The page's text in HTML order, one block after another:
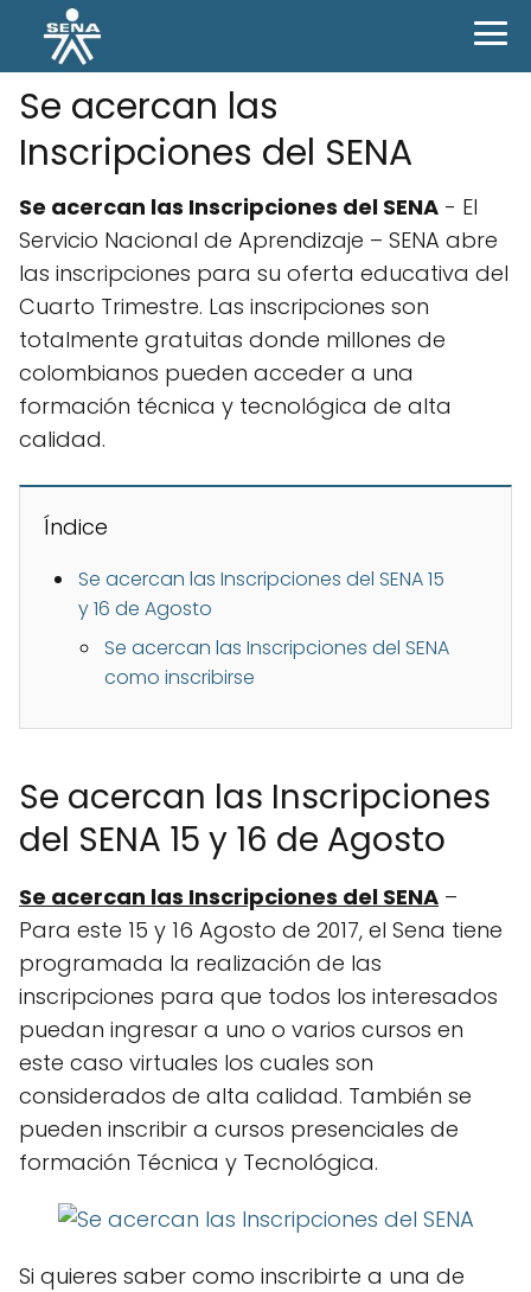
Se acercan las
Inscripciones del SENA
Se acercan las Inscripciones del SENA - El
Servicio Nacional de Aprendizaje – SENA abre
las inscripciones para su oferta educativa del
Cuarto Trimestre. Las inscripciones son
totalmente gratuitas donde millones de
colombianos pueden acceder a una
formación técnica y tecnológica de alta
calidad.
Índice
Se acercan las Inscripciones del SENA 15
y 16 de Agosto
Se acercan las Inscripciones del SENA
como inscribirse
Se acercan las Inscripciones
del SENA 15 y 16 de Agosto
Se acercan las Inscripciones del SENA –
Para este 15 y 16 Agosto de 2017, el Sena tiene
programada la realización de las
inscripciones para que todos los interesados
puedan ingresar a uno o varios cursos en
este caso virtuales los cuales son
considerados de alta calidad. También se
pueden inscribir a cursos presenciales de
formación Técnica y Tecnológica.
Si quieres saber como inscribirte a una de